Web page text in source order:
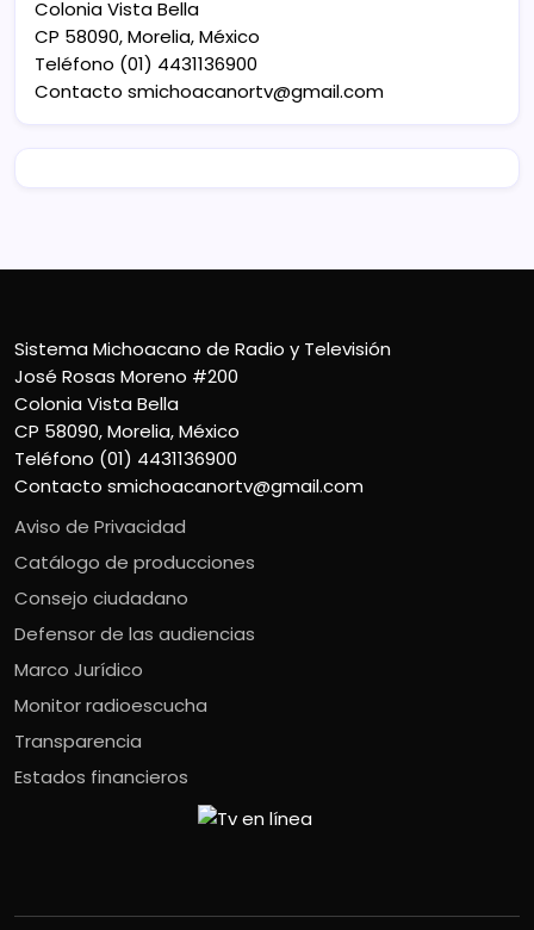
Colonia Vista Bella
CP 58090, Morelia, México
Teléfono (01) 4431136900
Contacto smichoacanortv@gmail.com
Sistema Michoacano de Radio y Televisión
José Rosas Moreno #200
Colonia Vista Bella
CP 58090, Morelia, México
Teléfono (01) 4431136900
Contacto smichoacanortv@gmail.com
Aviso de Privacidad
Catálogo de producciones
Consejo ciudadano
Defensor de las audiencias
Marco Jurídico
Monitor radioescucha
Transparencia
Estados financieros